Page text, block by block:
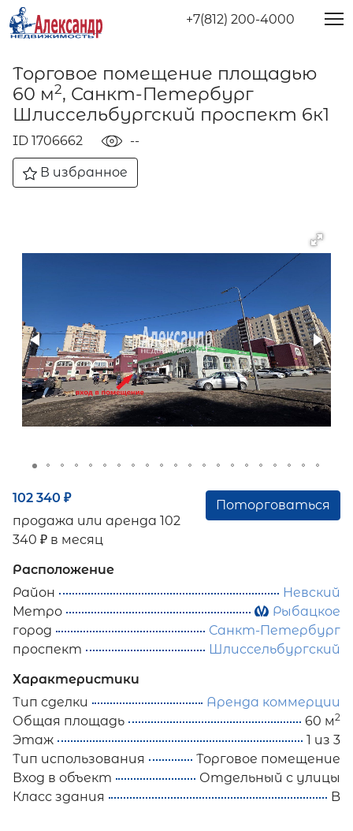
+7(812) 200-4000
Торговое помещение площадью
60 м2, Санкт-Петербург
Шлиссельбургский проспект 6к1
ID 1706662 --
В избранное
102 340 ₽
продажа или аренда 102
340 ₽ в месяц
Поторговаться
Расположение
Район
Невский
Метро
Рыбацкое
город
Санкт-Петербург
проспект
Шлиссельбургский
Характеристики
Тип сделки
Аренда коммерции
Общая площадь
60 м2
Этаж
1 из 3
Тип использования
Торговое помещение
Вход в объект
Отдельный с улицы
Класс здания
B